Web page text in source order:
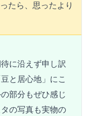
たら、思ったより
に沿えず申し訳
と居心地」にこ
部分もぜひ感じ
の写真も実物の